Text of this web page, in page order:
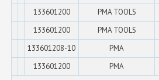
133601200 PMA TOOLS
133601200 PMA TOOLS
133601208-10 PMA
133601200 PMA